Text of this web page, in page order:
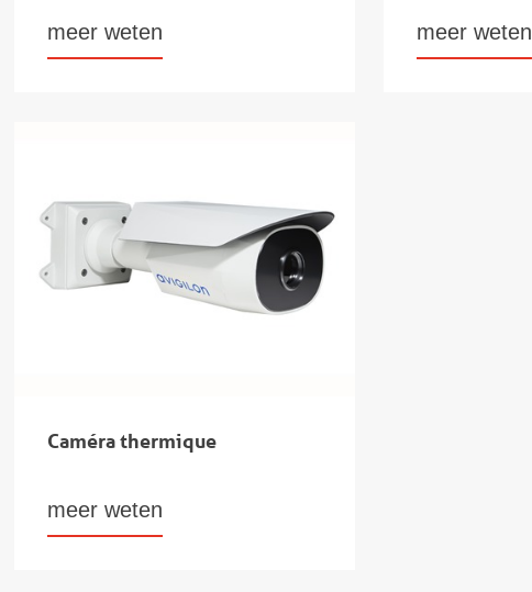
meer weten
meer weten
Caméra thermique
meer weten